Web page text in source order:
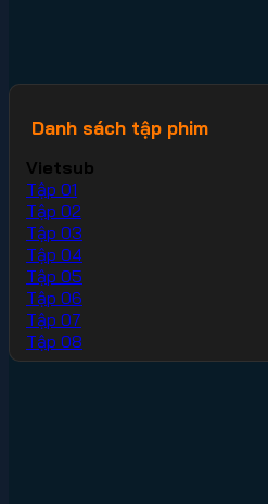
Danh sách tập phim
Vietsub
Tập 01
Tập 02
Tập 03
Tập 04
Tập 05
Tập 06
Tập 07
Tập 08